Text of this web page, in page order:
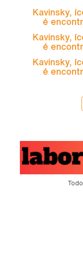
Kavinsky,
é
Kavinsky,
é
Kavinsky,
é